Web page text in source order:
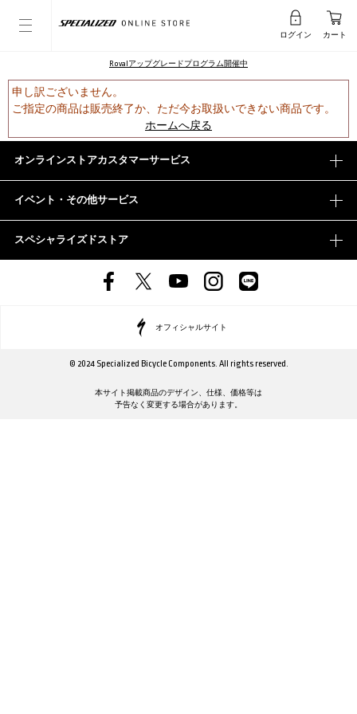
ログイン カート
Rovalアップグレードプログラム開催中
申し訳ございません。
ご指定の商品は販売終了か、ただ今お取扱いできない商品です。
ホームへ戻る
オンラインストアカスタマーサービス
イベント・その他サービス
スペシャライズドストア
オフィシャルサイト
© 2024 Specialized Bicycle Components. All rights reserved.
本サイト掲載商品のデザイン、仕様、価格等は
予告なく変更する場合があります。